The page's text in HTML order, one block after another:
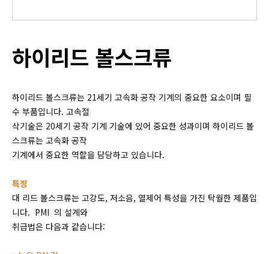
하이리드 볼스크류
하이리드 볼스크류는 21세기 고속화 공작 기계의 중요한 요소이며 필
수 부품입니다. 고속절
삭기술은 20세기 공작 기계 기술에 있어 중요한 성과이며 하이리드 볼
스크류는 고속화 공작
기계에서 중요한 역할을 담당하고 있습니다.
특징
대 리드 볼스크류는 고강도, 저소음, 열제어 특성을 가진 탁월한 제품입
니다. PMI 의 설계와
취급법은 다음과 같습니다: